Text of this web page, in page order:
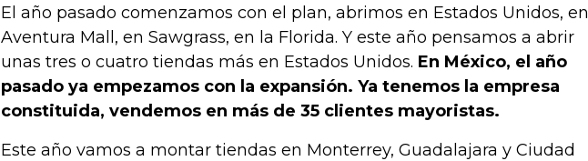
El año pasado comenzamos con el plan, abrimos en Estados Unidos, en
Aventura Mall, en Sawgrass, en la Florida. Y este año pensamos a abrir
unas tres o cuatro tiendas más en Estados Unidos. En México, el año
pasado ya empezamos con la expansión. Ya tenemos la empresa
constituida, vendemos en más de 35 clientes mayoristas.
Este año vamos a montar tiendas en Monterrey, Guadalajara y Ciudad